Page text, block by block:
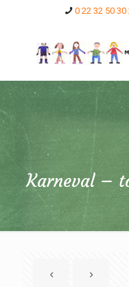
0 22 32 50 30
Karneval –